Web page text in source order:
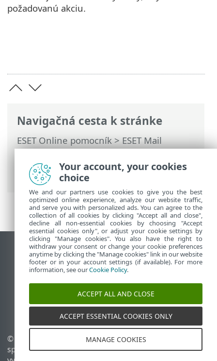
Navigačná cesta k stránke
ESET Online pomocník>ESET Mail
Security>Rozšírené nastavenia>
Ochrana zariadení>Reakcie na detekciu
> SSL/TLS
požadovanú akciu.
Zobraziť stránku ako na počítači
End of Life
Databáza znalostí ESET
ESET Fórum
ESET Status Portal
Technická podpora
© 1992 - 2025 ESET,
spol. s r. o. Všetky práva
Spravovať súbory cookie
Zásady používania súborov
Your account, your cookies
choice
We and our partners use cookies to give you the best
optimized online experience, analyze our website traffic,
and serve you with personalized ads. You can agree to the
collection of all cookies by clicking "Accept all and close",
decline all non-essential cookies by choosing "Accept
essential cookies only", or adjust your cookie settings by
clicking "Manage cookies". You also have the right to
withdraw your consent or change your cookie preferences
anytime by clicking the "Manage cookies" link in our website
footer or in your account settings (if available). For more
information, see ourCookie Policy.
ACCEPT ALL AND CLOSE
ACCEPT ESSENTIAL COOKIES ONLY
MANAGE COOKIES